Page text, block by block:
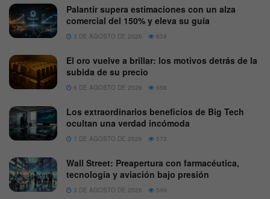
Palantir supera estimaciones con un alza
comercial del 150% y eleva su guía
3 DE AGOSTO DE 2026 638
El oro vuelve a brillar: los motivos detrás de la
subida de su precio
6 DE AGOSTO DE 2026 658
Los extraordinarios beneficios de Big Tech
ocultan una verdad incómoda
7 DE AGOSTO DE 2026 573
Wall Street: Preapertura con farmacéutica,
tecnología y aviación bajo presión
3 DE AGOSTO DE 2026 599